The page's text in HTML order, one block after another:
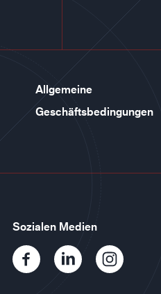
Allgemeine
Geschäftsbedingungen
Sozialen Medien